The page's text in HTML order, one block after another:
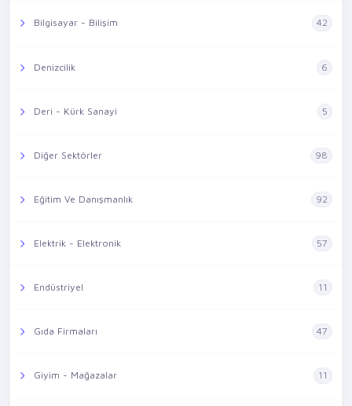
Bilgisayar - Bilişim 42
Denizcilik 6
Deri - Kürk Sanayi 5
Diğer Sektörler 98
Eğitim Ve Danışmanlık 92
Elektrik - Elektronik 57
Endüstriyel 11
Gıda Firmaları 47
Giyim - Mağazalar 11